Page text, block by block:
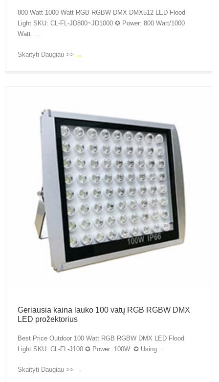
800 Watt 1000 Watt RGB RGBW DMX DMX512 LED Flood
Light SKU: CL-FL-JD800~JD1000 ✪ Power: 800 Watt/1000
Watt. ...
Skaityti Daugiau >> →
Geriausia kaina lauko 100 vatų RGB RGBW DMX
LED prožektorius
Best Price Outdoor 100 Watt RGB RGBW DMX LED Flood
Light SKU: CL-FL-J100 ✪ Power: 100W. ✪ Using ...
Skaityti Daugiau >> →